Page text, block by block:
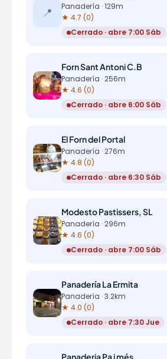
📍
Panadería · 129m
★ 4.7 (0)
Cerrado · abre 7:00 Sáb
Forn Sant Antoni C.B
Panadería · 256m
★ 4.6 (0)
Cerrado · abre 6:00 Sáb
El Forn del Portal
Panadería · 276m
★ 4.8 (0)
Cerrado · abre 6:30 Sáb
Modesto Pastissers, SL
Panadería · 296m
★ 4.6 (0)
Cerrado · abre 7:00 Sáb
Panadería La Ermita
Panadería · 3.2km
★ 4.0 (0)
Cerrado · abre 7:30 Jue
Panaderia Pa i més